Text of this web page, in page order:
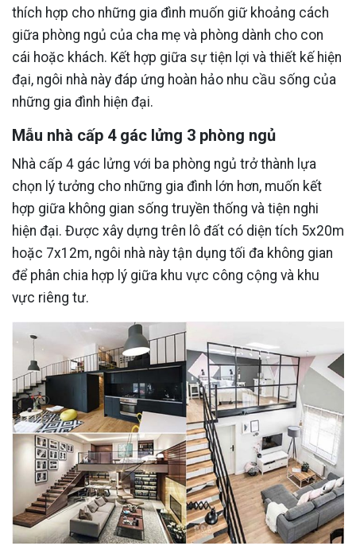
thích hợp cho những gia đình muốn giữ khoảng cách
giữa phòng ngủ của cha mẹ và phòng dành cho con
cái hoặc khách. Kết hợp giữa sự tiện lợi và thiết kế hiện
đại, ngôi nhà này đáp ứng hoàn hảo nhu cầu sống của
những gia đình hiện đại.
Mẫu nhà cấp 4 gác lửng 3 phòng ngủ
Nhà cấp 4 gác lửng với ba phòng ngủ trở thành lựa
chọn lý tưởng cho những gia đình lớn hơn, muốn kết
hợp giữa không gian sống truyền thống và tiện nghi
hiện đại. Được xây dựng trên lô đất có diện tích 5x20m
hoặc 7x12m, ngôi nhà này tận dụng tối đa không gian
để phân chia hợp lý giữa khu vực công cộng và khu
vực riêng tư.